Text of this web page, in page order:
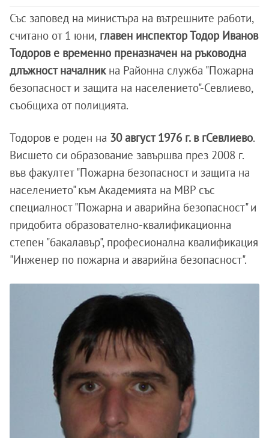
Със заповед на министъра на вътрешните работи,
считано от 1 юни, главен инспектор Тодор Иванов
Тодоров е временно преназначен на ръководна
длъжност началник на Районна служба "Пожарна
безопасност и защита на населението"-Севлиево,
съобщиха от полицията.
Тодоров е роден на 30 август 1976 г. в гСевлиево.
Висшето си образование завършва през 2008 г.
във факултет "Пожарна безопасност и защита на
населението" към Академията на МВР със
специалност "Пожарна и аварийна безопасност" и
придобита образователно-квалификационна
степен "бакалавър", професионална квалификация
"Инженер по пожарна и аварийна безопасност".